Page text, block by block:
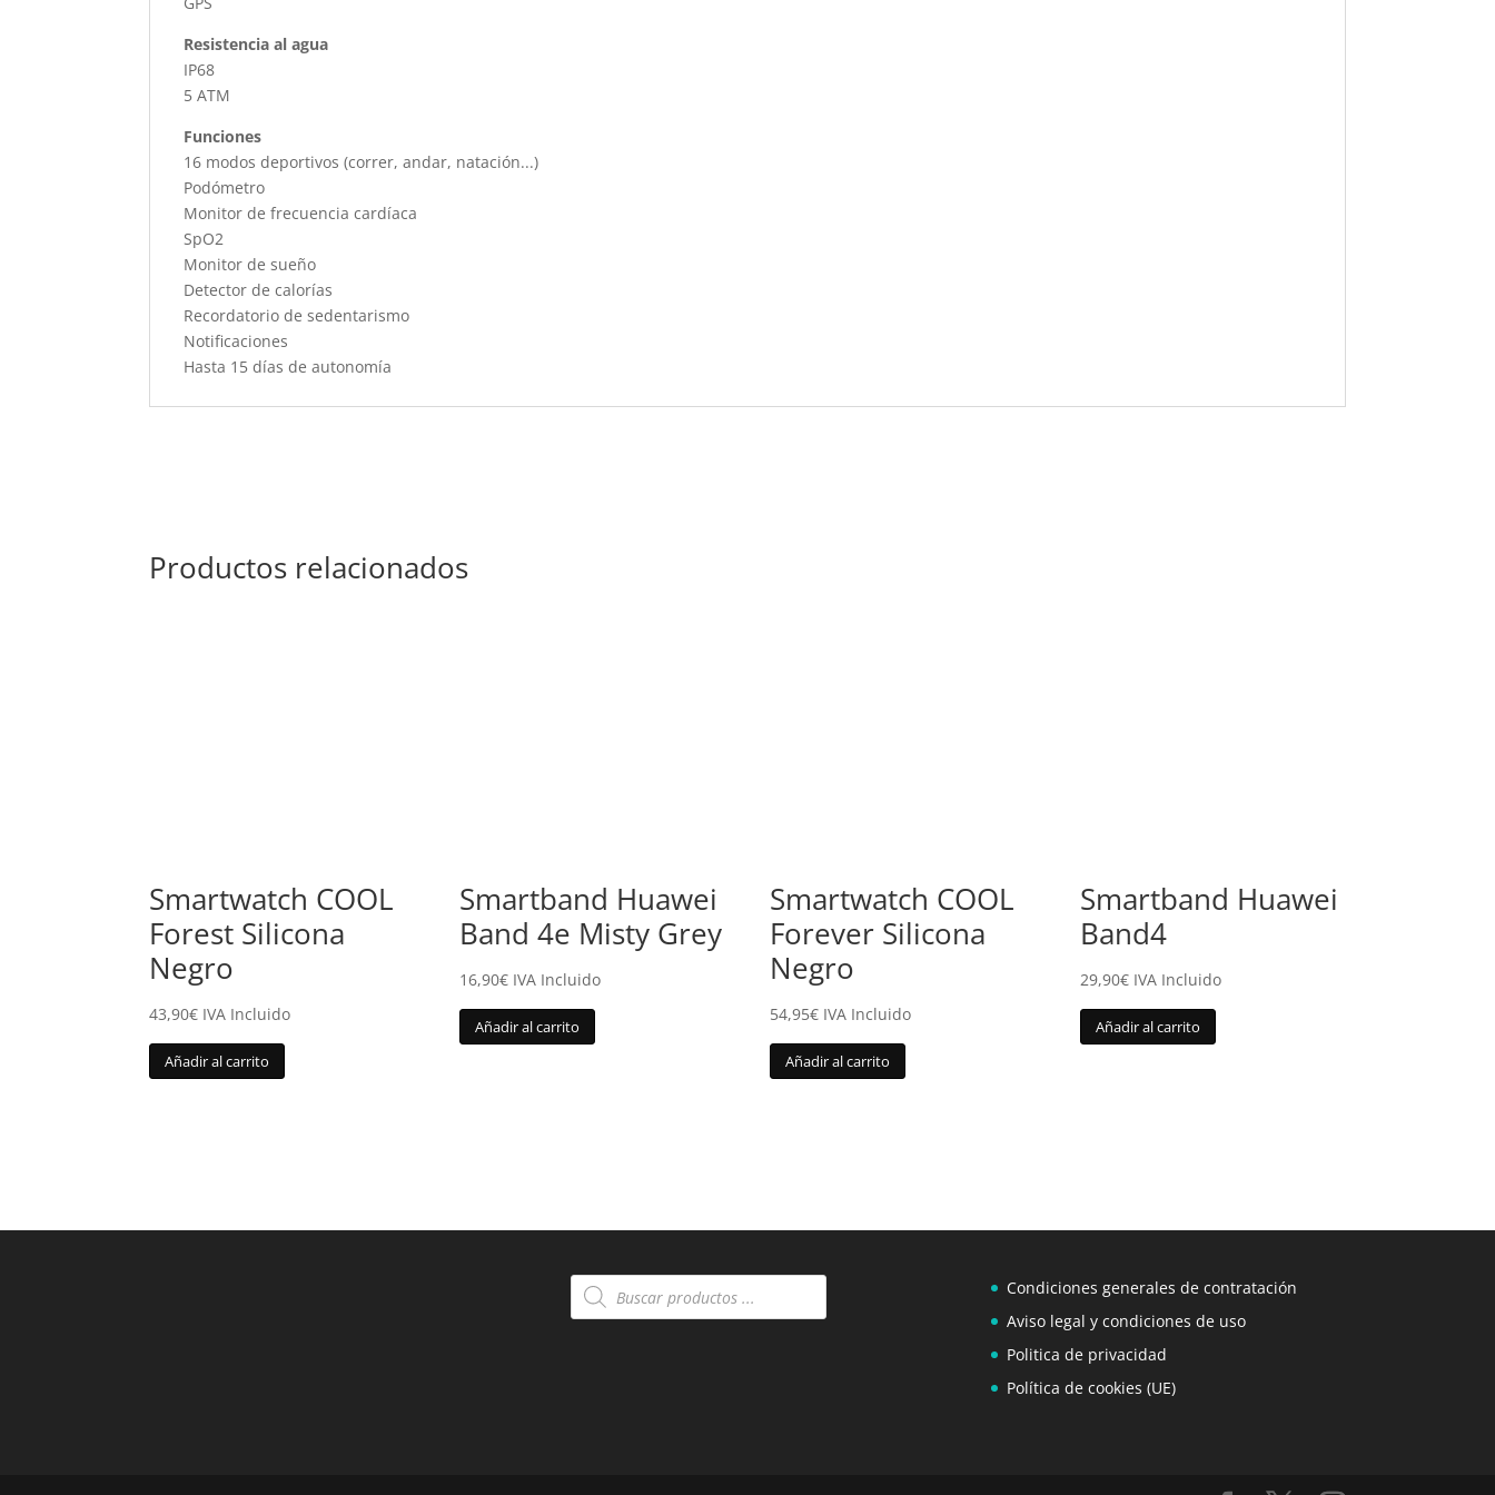
Resistencia al agua
IP68
5 ATM
Funciones
16 modos deportivos (correr, andar, natación...)
Podómetro
Monitor de frecuencia cardíaca
SpO2
Monitor de sueño
Detector de calorías
Recordatorio de sedentarismo
Notificaciones
Hasta 15 días de autonomía
Productos relacionados
Smartwatch COOL
Forest Silicona
Negro
43,90€ IVA Incluido
Añadir al carrito
Smartband Huawei
Band 4e Misty Grey
16,90€ IVA Incluido
Añadir al carrito
Smartwatch COOL
Forever Silicona
Negro
54,95€ IVA Incluido
Añadir al carrito
Smartband Huawei
Band4
29,90€ IVA Incluido
Añadir al carrito
Búsqueda
de
Condiciones generales de contratación
Aviso legal y condiciones de uso
Politica de privacidad
Política de cookies (UE)